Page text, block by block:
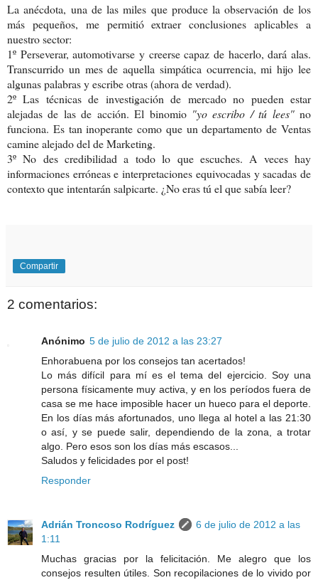
La anécdota, una de las miles que produce la observación de los
más pequeños, me permitió extraer conclusiones aplicables a
nuestro sector:
1º Perseverar, automotivarse y creerse capaz de hacerlo, dará alas.
Transcurrido un mes de aquella simpática ocurrencia, mi hijo lee
algunas palabras y escribe otras (ahora de verdad).
2º Las técnicas de investigación de mercado no pueden estar
alejadas de las de acción. El binomio "yo escribo / tú lees"no
funciona. Es tan inoperante como que un departamento de Ventas
camine alejado del de Marketing.
3º No des credibilidad a todo lo que escuches. A veces hay
informaciones erróneas e interpretaciones equivocadas y sacadas de
contexto que intentarán salpicarte. ¿No eras tú el que sabía leer?
Compartir
2 comentarios:
Anónimo 5 de julio de 2012 a las 23:27
Enhorabuena por los consejos tan acertados!
Lo más difícil para mí es el tema del ejercicio. Soy una
persona físicamente muy activa, y en los períodos fuera de
casa se me hace imposible hacer un hueco para el deporte.
En los días más afortunados, uno llega al hotel a las 21:30
o así, y se puede salir, dependiendo de la zona, a trotar
algo. Pero esos son los días más escasos...
Saludos y felicidades por el post!
Responder
Adrián Troncoso Rodríguez
6 de julio de 2012 a las
1:11
Muchas gracias por la felicitación. Me alegro que los
consejos resulten útiles. Son recopilaciones de lo vivido por